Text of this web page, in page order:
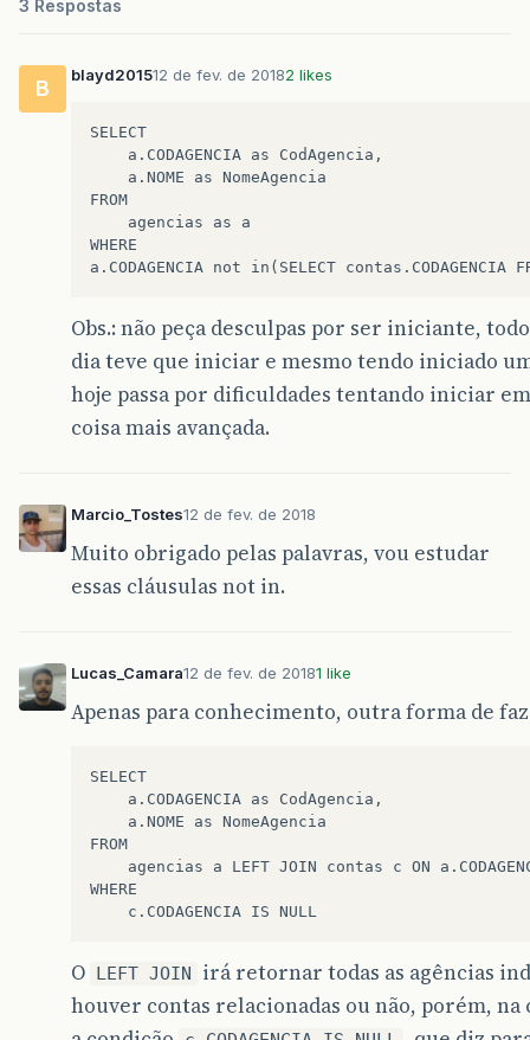
3 Respostas
B
blayd201512 de fev. de 20182 likes
SELECT
    a.NOME as NomeAgencia
FROM
WHERE
Obs.: não peça desculpas por ser iniciante,
dia teve que iniciar e mesmo tendo iniciado
hoje passa por dificuldades tentando iniciar
coisa mais avançada.
Marcio_Tostes12 de fev. de 2018
Muito obrigado pelas palavras, vou estudar
essas cláusulas not in.
Lucas_Camara12 de fev. de 20181 like
Apenas para conhecimento, outra forma de
SELECT
FROM
WHERE
O LEFT JOIN
irá retornar todas as agências
houver contas relacionadas ou não, porém,